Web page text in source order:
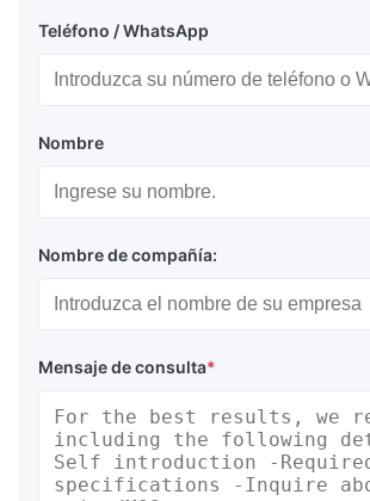
Teléfono / WhatsApp
Nombre
Nombre de compañía:
Mensaje de consulta*